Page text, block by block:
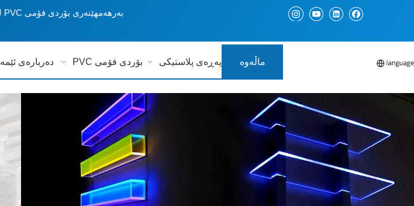
بەرهەمهێنەری بۆردی فۆمی PVC لە چین
ماڵەوە پەڕەی پلاستیکی بۆردی فۆمی PVC دەربارەی ئێمە